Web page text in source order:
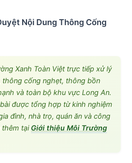
Nội Dung Thông Cống
Xanh Toàn Việt trực tiếp xử lý
thông cống nghẹt, thông bồn
và toàn bộ khu vực Long An.
được tổng hợp từ kinh nghiệm
đình, nhà trọ, quán ăn và công
thêm tại Giới thiệu Môi Trường